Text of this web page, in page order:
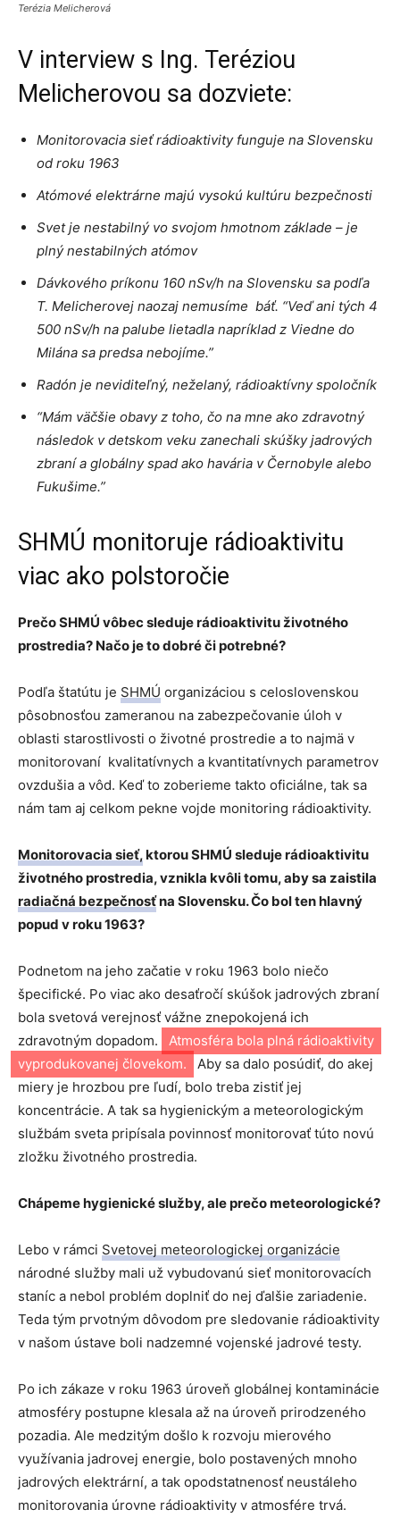
Terézia Melicherová
V interview s Ing. Teréziou
Melicherovou sa dozviete:
Monitorovacia sieť rádioaktivity funguje na Slovensku
od roku 1963
Atómové elektrárne majú vysokú kultúru bezpečnosti
Svet je nestabilný vo svojom hmotnom základe – je
plný nestabilných atómov
Dávkového príkonu 160 nSv/h na Slovensku sa podľa
T. Melicherovej naozaj nemusíme báť. “Veď ani tých 4
500 nSv/h na palube lietadla napríklad z Viedne do
Milána sa predsa nebojíme.”
Radón je neviditeľný, neželaný, rádioaktívny spoločník
“Mám väčšie obavy z toho, čo na mne ako zdravotný
následok v detskom veku zanechali skúšky jadrových
zbraní a globálny spad ako havária v Černobyle alebo
Fukušime.”
SHMÚ monitoruje rádioaktivitu
viac ako polstoročie
Prečo SHMÚ vôbec sleduje rádioaktivitu životného
prostredia? Načo je to dobré či potrebné?
Podľa štatútu je SHMÚ organizáciou s celoslovenskou
pôsobnosťou zameranou na zabezpečovanie úloh v
oblasti starostlivosti o životné prostredie a to najmä v
monitorovaní kvalitatívnych a kvantitatívnych parametrov
ovzdušia a vôd. Keď to zoberieme takto oficiálne, tak sa
nám tam aj celkom pekne vojde monitoring rádioaktivity.
Monitorovacia sieť,ktorou SHMÚ sleduje rádioaktivitu
životného prostredia, vznikla kvôli tomu, aby sa zaistila
radiačná bezpečnosťna Slovensku. Čo bol ten hlavný
popud v roku 1963?
Podnetom na jeho začatie v roku 1963 bolo niečo
špecifické. Po viac ako desaťročí skúšok jadrových zbraní
bola svetová verejnosť vážne znepokojená ich
zdravotným dopadom.
Atmosféra bola plná rádioaktivity
vyprodukovanej človekom.
Aby sa dalo posúdiť, do akej
miery je hrozbou pre ľudí, bolo treba zistiť jej
koncentrácie. A tak sa hygienickým a meteorologickým
službám sveta pripísala povinnosť monitorovať túto novú
zložku životného prostredia.
Chápeme hygienické služby, ale prečo meteorologické?
Lebo v rámci Svetovej meteorologickej organizácie
národné služby mali už vybudovanú sieť monitorovacích
staníc a nebol problém doplniť do nej ďalšie zariadenie.
Teda tým prvotným dôvodom pre sledovanie rádioaktivity
v našom ústave boli nadzemné vojenské jadrové testy.
Po ich zákaze v roku 1963 úroveň globálnej kontaminácie
atmosféry postupne klesala až na úroveň prirodzeného
pozadia. Ale medzitým došlo k rozvoju mierového
využívania jadrovej energie, bolo postavených mnoho
jadrových elektrární, a tak opodstatnenosť neustáleho
monitorovania úrovne rádioaktivity v atmosfére trvá.